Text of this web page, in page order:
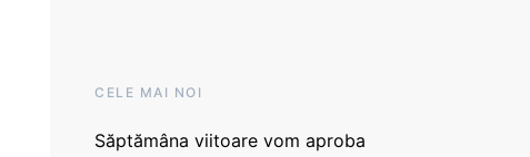
CELE MAI NOI
Săptămâna viitoare vom aproba